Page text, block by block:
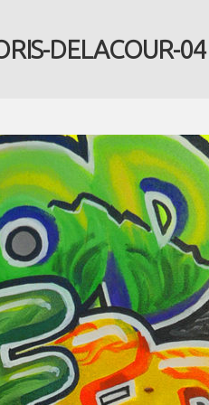
DELACOUR-04